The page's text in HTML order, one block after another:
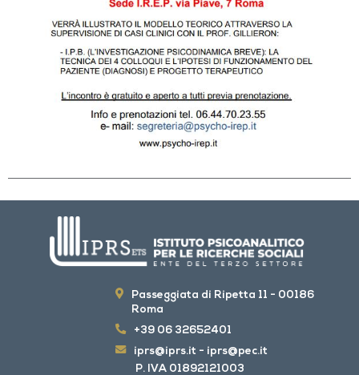
Passeggiata di Ripetta 11 - 00186
Roma
+39 06 32652401
iprs@iprs.it - iprs@pec.it
P. IVA 01892121003